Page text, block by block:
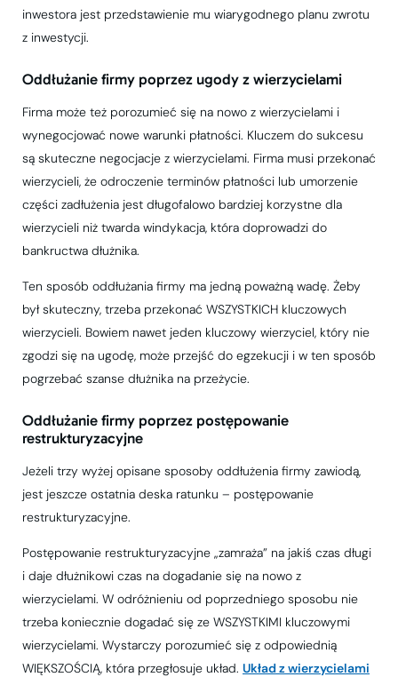
inwestora jest przedstawienie mu wiarygodnego planu zwrotu
z inwestycji.
Oddłużanie firmy poprzez ugody z wierzycielami
Firma może też porozumieć się na nowo z wierzycielami i
wynegocjować nowe warunki płatności. Kluczem do sukcesu
są skuteczne negocjacje z wierzycielami. Firma musi przekonać
wierzycieli, że odroczenie terminów płatności lub umorzenie
części zadłużenia jest długofalowo bardziej korzystne dla
wierzycieli niż twarda windykacja, która doprowadzi do
bankructwa dłużnika.
Ten sposób oddłużania firmy ma jedną poważną wadę. Żeby
był skuteczny, trzeba przekonać WSZYSTKICH kluczowych
wierzycieli. Bowiem nawet jeden kluczowy wierzyciel, który nie
zgodzi się na ugodę, może przejść do egzekucji i w ten sposób
pogrzebać szanse dłużnika na przeżycie.
Oddłużanie firmy poprzez postępowanie
restrukturyzacyjne
Jeżeli trzy wyżej opisane sposoby oddłużenia firmy zawiodą,
jest jeszcze ostatnia deska ratunku – postępowanie
restrukturyzacyjne.
Postępowanie restrukturyzacyjne „zamraża” na jakiś czas długi
i daje dłużnikowi czas na dogadanie się na nowo z
wierzycielami. W odróżnieniu od poprzedniego sposobu nie
trzeba koniecznie dogadać się ze WSZYSTKIMI kluczowymi
wierzycielami. Wystarczy porozumieć się z odpowiednią
WIĘKSZOŚCIĄ, która przegłosuje układ. Układ z wierzycielami